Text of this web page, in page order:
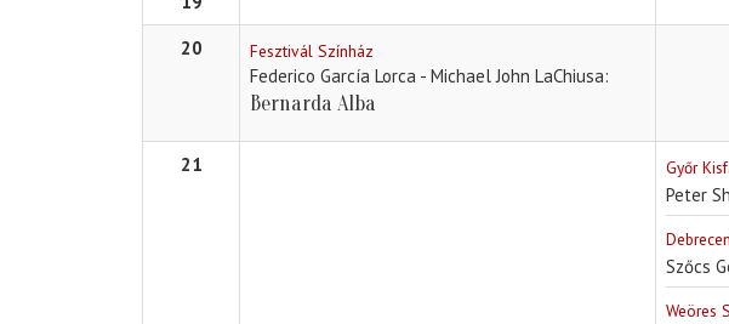
20
Fesztivál Színház
Federico García Lorca - Michael John LaChiusa
Bernarda Alba
21 Győr
Peter
Szőcs
Weöres